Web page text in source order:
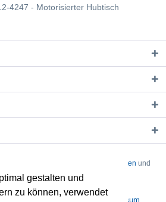
gestalten und
zu können, verwendet
4247 - Motorisierter Hubtisch
Versandkosten und
wenn nicht anders beschrieben
Impressum